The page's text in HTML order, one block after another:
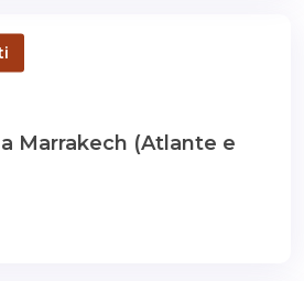
Marrakech (Atlante e